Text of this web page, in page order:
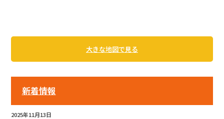
大きな地図で見る
新着情報
2025年11月13日